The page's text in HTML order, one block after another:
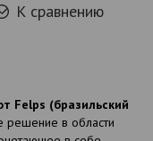
К сравнению
Felps (бразильский
решение в области